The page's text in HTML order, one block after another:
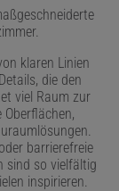
klaren Linien
die den
viel Raum zur
barrierefreie
sind so vielfältig
inspirieren.